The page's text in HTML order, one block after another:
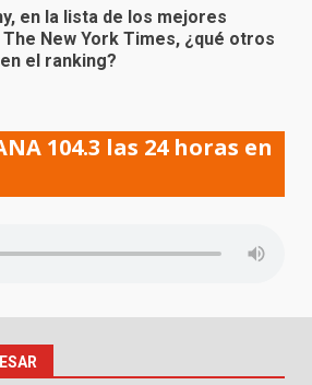
en la lista de los mejores
New York Times, ¿qué otros
el ranking?
104.3 las 24 horas en